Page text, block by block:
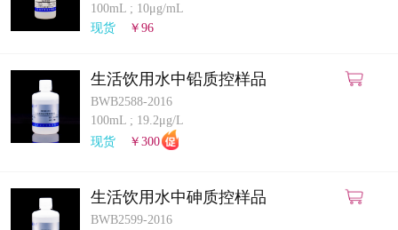
100mL ; 10μg/mL
现货
￥96
生活饮用水中铅质控样品
BWB2588-2016
100mL ; 19.2μg/L
现货
￥300
生活饮用水中砷质控样品
BWB2599-2016